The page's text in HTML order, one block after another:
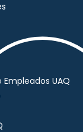
UAQ